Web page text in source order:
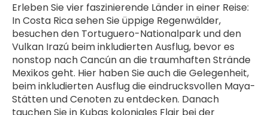
Erleben Sie vier faszinierende Länder in einer Reise:
In Costa Rica sehen Sie üppige Regenwälder,
besuchen den Tortuguero-Nationalpark und den
Vulkan Irazú beim inkludierten Ausflug, bevor es
nonstop nach Cancún an die traumhaften Strände
Mexikos geht. Hier haben Sie auch die Gelegenheit,
beim inkludierten Ausflug die eindrucksvollen Maya-
Stätten und Cenoten zu entdecken. Danach